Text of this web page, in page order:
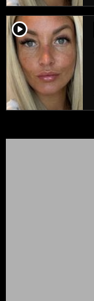
player2